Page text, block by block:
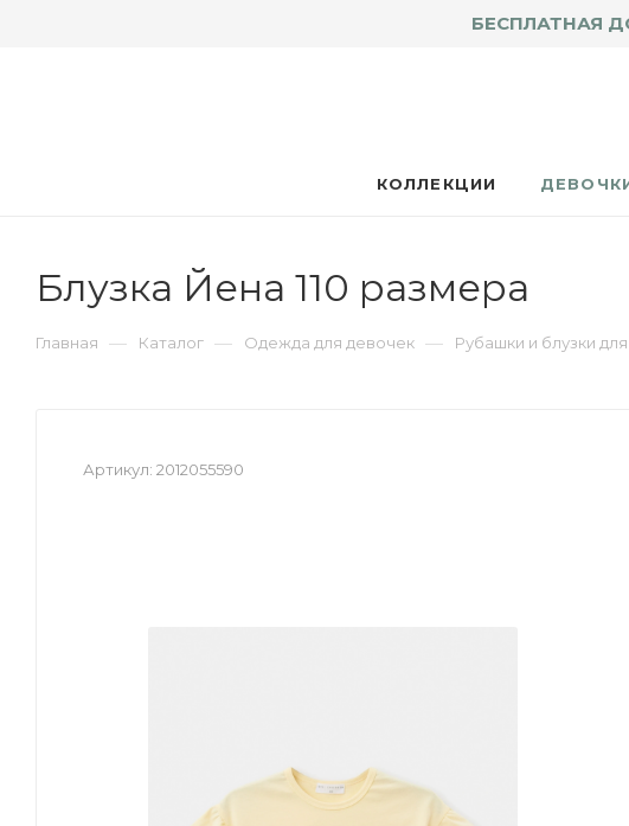
БЕСПЛАТНАЯ
КОЛЛЕКЦИИ
Блузка Йена 110 размера
Главная — Каталог — Одежда для девочек — Рубашки и блузки
Артикул: 2012055590